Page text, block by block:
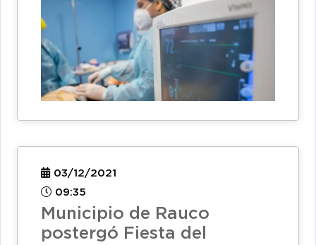
03/12/2021
09:35
Municipio de Rauco
postergó Fiesta del